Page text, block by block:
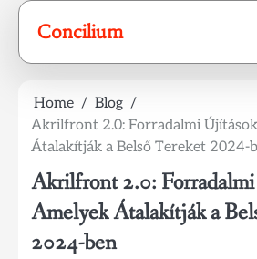
Skip
content
Concilium
Home
Blog
Akrilfront 2.0: Forradalmi
Átalakítják a Belső Tereket 2024-
Akrilfront 2.0:
Amelyek Átalakítják a
2024-ben